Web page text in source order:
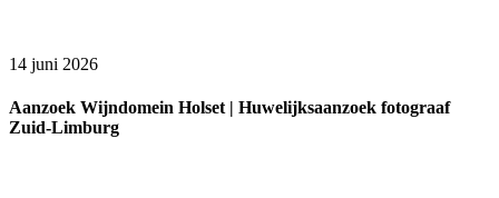
14 juni 2026
Aanzoek Wijndomein Holset | Huwelijksaanzoek fotograaf
Zuid-Limburg